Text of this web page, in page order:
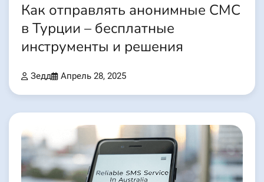
Как отправлять анонимные СМС
в Турции – бесплатные
инструменты и решения
Зедд Апрель 28, 2025